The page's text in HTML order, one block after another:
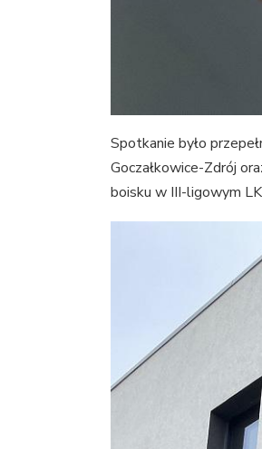
Spotkanie było
Goczałkowice-Zdrój
boisku w III-ligowym